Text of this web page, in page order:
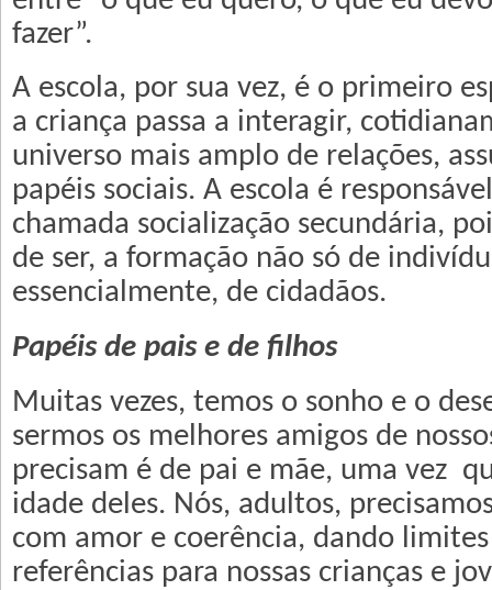
fazer”.
A escola, por sua vez, é o primeiro
a criança passa a interagir,
universo mais amplo de relações,
papéis sociais. A escola é
chamada socialização secundária,
de ser, a formação não só de
essencialmente, de cidadãos.
Papéis de pais e de filhos
Muitas vezes, temos o sonho e o
sermos os melhores amigos de
precisam é de pai e mãe, uma vez
idade deles. Nós, adultos,
com amor e coerência, dando limites
referências para nossas crianças e